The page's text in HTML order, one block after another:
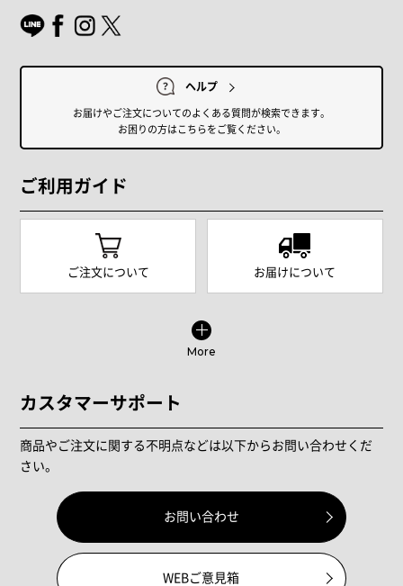
ヘルプ
お届けやご注文についてのよくある質問が検索できます。
お困りの方はこちらをご覧ください。
ご利用ガイド
ご注文について お届けについて
More
カスタマーサポート
商品やご注文に関する不明点などは以下からお問い合わせくだ
さい。
お問い合わせ
WEBご意見箱